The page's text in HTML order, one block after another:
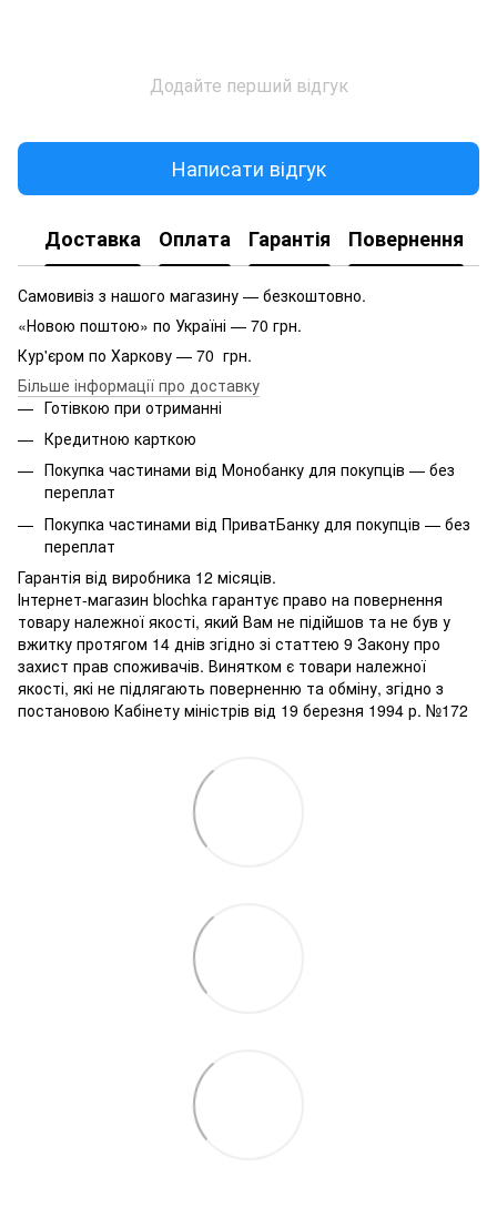
Додайте перший відгук
Написати відгук
Доставка Оплата Гарантія Повернення
Самовивіз з нашого магазину — безкоштовно.
«Новою поштою» по Україні — 70 грн.
Кур'єром по Харкову — 70 грн.
Більше інформації про доставку
Готівкою при отриманні
Кредитною карткою
Покупка частинами від Монобанку для покупців — без
переплат
Покупка частинами від ПриватБанку для покупців — без
переплат
Гарантія від виробника 12 місяців.
Інтернет-магазин blochka гарантує право на повернення
товару належної якості, який Вам не підійшов та не був у
вжитку протягом 14 днів згідно зі статтею 9 Закону про
захист прав споживачів. Винятком є ​​товари належної
якості, які не підлягають поверненню та обміну, згідно з
постановою Кабінету міністрів від 19 березня 1994 р. №172